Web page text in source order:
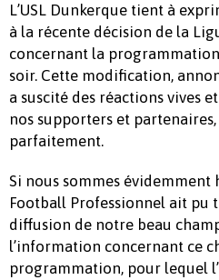
L’USL Dunkerque tient à
à la récente décision de la
concernant la
soir. Cette modification,
a suscité des réactions vives
nos supporters et
parfaitement.
Si nous sommes évidemment
Football Professionnel ait pu
diffusion de notre beau
l’information concernant ce
programmation, pour lequel